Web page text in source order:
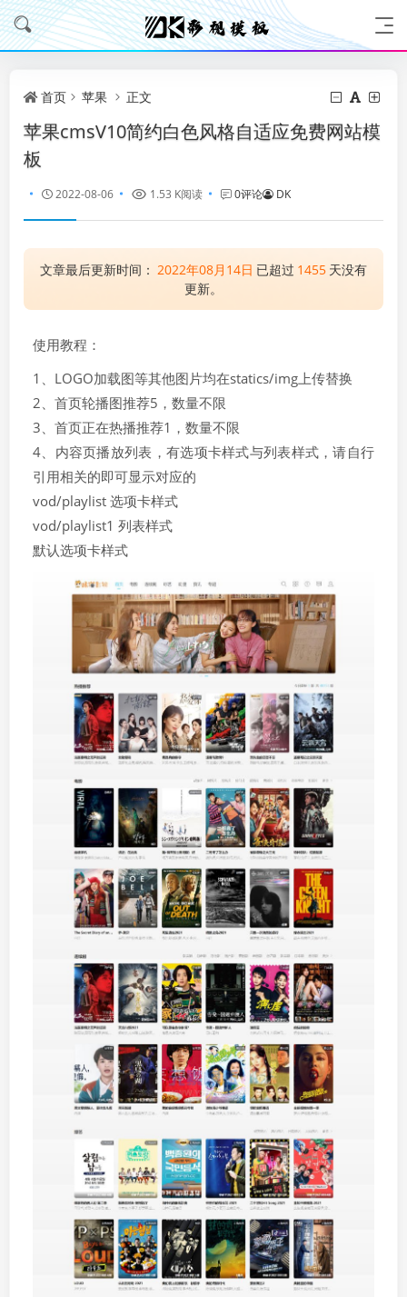
首页 苹果 正文
苹果cmsV10简约白色风格自适应免费网站模
板
2022-08-06 1.53 K阅读 0评论 DK
文章最后更新时间： 2022年08月14日 已超过 1455 天没有
更新。
使用教程：
1、LOGO加载图等其他图片均在statics/img上传替换
2、首页轮播图推荐5，数量不限
3、首页正在热播推荐1，数量不限
4、内容页播放列表，有选项卡样式与列表样式，请自行
引用相关的即可显示对应的
vod/playlist 选项卡样式
vod/playlist1 列表样式
默认选项卡样式